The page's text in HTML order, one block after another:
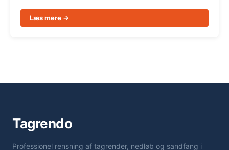
Læs mere →
Tagrendo
Professionel rensning af tagrender, nedløb og sandfang i